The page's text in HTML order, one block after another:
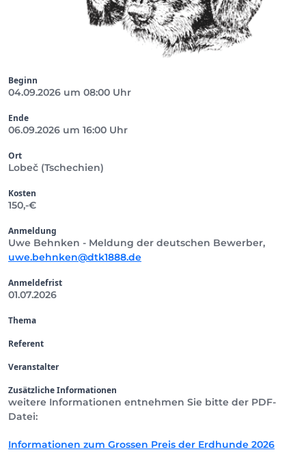
Beginn
04.09.2026 um 08:00 Uhr
Ende
06.09.2026 um 16:00 Uhr
Ort
Lobeč (Tschechien)
Kosten
150,-€
Anmeldung
Uwe Behnken - Meldung der deutschen Bewerber,
uwe.behnken@dtk1888.de
Anmeldefrist
01.07.2026
Thema
Referent
Veranstalter
Zusätzliche Informationen
weitere Informationen entnehmen Sie bitte der PDF-
Datei:
Informationen zum Grossen Preis der Erdhunde 2026